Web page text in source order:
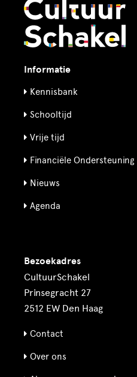
Informatie
Kennisbank
Schooltijd
Vrije tijd
Financiële Ondersteuning
Nieuws
Agenda
Bezoekadres
CultuurSchakel
Prinsegracht 27
2512 EW Den Haag
Contact
Over ons